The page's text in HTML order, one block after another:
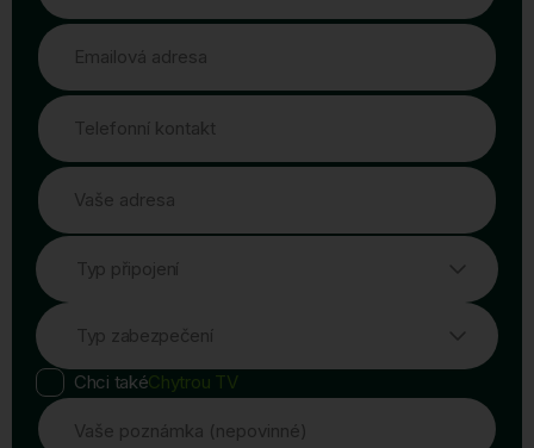
Emailová adresa
Telefonní kontakt
Vaše adresa
Typ připojení
Typ zabezpečení
Chci takéChytrou TV
Vaše poznámka (nepovinné)